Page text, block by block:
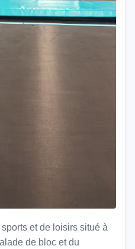
et de loisirs situé à
de bloc et du